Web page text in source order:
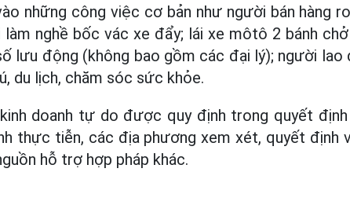
những công việc cơ bản như người bán hàng
nghề bốc vác xe đẩy; lái xe môtô 2 bánh
lưu động (không bao gồm các đại lý); người
du lịch, chăm sóc sức khỏe.
doanh tự do được quy định trong quyết
thực tiễn, các địa phương xem xét, quyết định
hỗ trợ hợp pháp khác.